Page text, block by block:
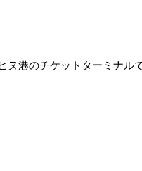
港のチケットターミナル